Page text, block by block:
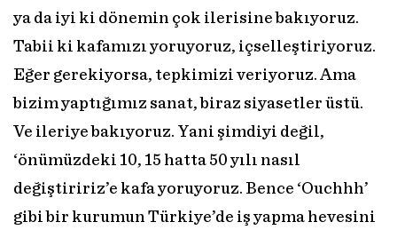
ya da iyi ki dönemin çok ilerisine bakıyoruz.
Tabii ki kafamızı yoruyoruz, içselleştiriyoruz.
Eğer gerekiyorsa, tepkimizi veriyoruz. Ama
bizim yaptığımız sanat, biraz siyasetler üstü.
Ve ileriye bakıyoruz. Yani şimdiyi değil,
‘önümüzdeki 10, 15 hatta 50 yılı nasıl
değiştiririz’e kafa yoruyoruz. Bence ‘Ouchhh’
gibi bir kurumun Türkiye’de iş yapma hevesini